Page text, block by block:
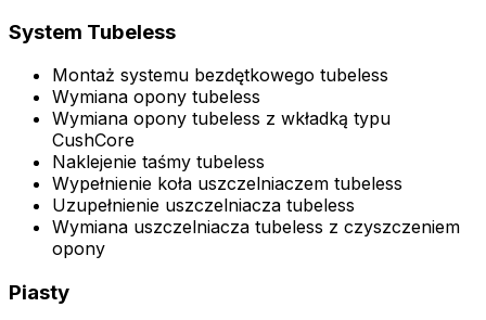
System Tubeless
Montaż systemu bezdętkowego tubeless
Wymiana opony tubeless
Wymiana opony tubeless z wkładką typu
CushCore
Naklejenie taśmy tubeless
Wypełnienie koła uszczelniaczem tubeless
Uzupełnienie uszczelniacza tubeless
Wymiana uszczelniacza tubeless z czyszczeniem
opony
Piasty